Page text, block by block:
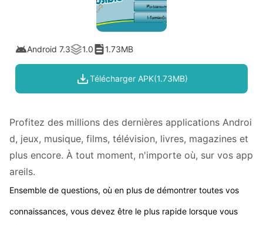
Android 7.3 1.0 1.73MB
Télécharger APK(1.73MB)
Profitez des millions des dernières applications Androi
d, jeux, musique, films, télévision, livres, magazines et
plus encore. À tout moment, n'importe où, sur vos app
areils.
Ensemble de questions, où en plus de démontrer toutes vos
connaissances, vous devez être le plus rapide lorsque vous